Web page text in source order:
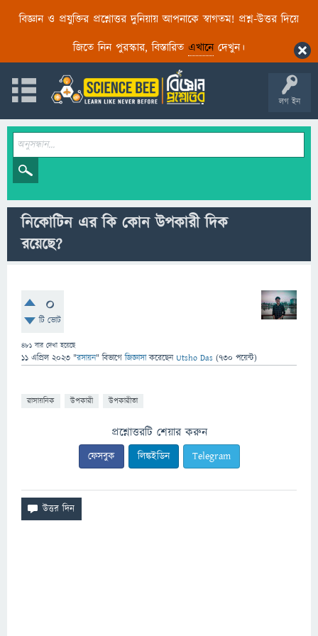
বিজ্ঞান ও প্রযুক্তির প্রশ্নোত্তর দুনিয়ায় আপনাকে স্বাগতম! প্রশ্ন-উত্তর দিয়ে
জিতে নিন পুরস্কার, বিস্তারিত এখানেদেখুন।
লগ ইন
নিকোটিন এর কি কোন উপকারী দিক
রয়েছে?
0
টি ভোট
481 বার দেখা হয়েছে
11 এপ্রিল 2023 "রসায়ন" বিভাগে জিজ্ঞাসাকরেছেনUtsho Das (730 পয়েন্ট)
রাসায়নিক উপকারী উপকারীতা
প্রশ্নোত্তরটি শেয়ার করুন
ফেসবুক লিঙ্কইডিন Telegram